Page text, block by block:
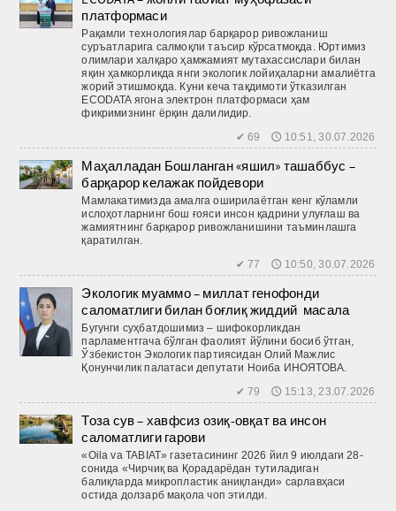
платформаси
Рақамли технологиялар барқарор ривожланиш
суръатларига салмоқли таъсир кўрсатмоқда. Юртимиз
олимлари халқаро ҳамжамият мутахассислари билан
яқин ҳамкорликда янги экологик лойиҳаларни амалиётга
жорий этишмоқда. Куни кеча тақдимоти ўтказилган
ECODATA ягона электрон платформаси ҳам
фикримизнинг ёрқин далилидир.
✔ 69 🕔 10:51, 30.07.2026
Маҳалладан Бошланган «яшил» ташаббус –
барқарор келажак пойдевори
Мамлакатимизда амалга оширилаётган кенг кўламли
ислоҳотларнинг бош ғояси инсон қадрини улуғлаш ва
жамиятнинг барқарор ривожланишини таъминлашга
қаратилган.
✔ 77 🕔 10:50, 30.07.2026
Экологик муаммо – миллат генофонди
саломатлиги билан боғлиқ жиддий масала
Бугунги суҳбатдошимиз – шифокорликдан
парламентгача бўлган фаолият йўлини босиб ўтган,
Ўзбекистон Экологик партиясидан Олий Мажлис
Қонунчилик палатаси депутати Ноиба ИНОЯТОВА.
✔ 79 🕔 15:13, 23.07.2026
Тоза сув – хавфсиз озиқ-овқат ва инсон
саломатлиги гарови
«Oila va TABIAT» газетасининг 2026 йил 9 июлдаги 28-
сонида «Чирчиқ ва Қорадарёдан тутиладиган
балиқларда микропластик аниқланди» сарлавҳаси
остида долзарб мақола чоп этилди.